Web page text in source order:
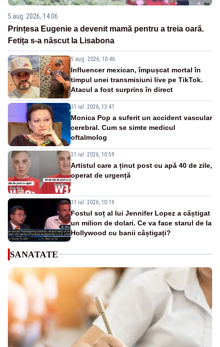
5 aug. 2026, 14:06
Prințesa Eugenie a devenit mamă pentru a treia oară.
Fetița s-a născut la Lisabona
5 aug. 2026, 10:46
Influencer mexican, împușcat mortal în
timpul unei transmisiuni live pe TikTok.
Atacul a fost surprins în direct
31 iul. 2026, 13:41
Monica Pop a suferit un accident vascular
cerebral. Cum se simte medicul
oftalmolog
31 iul. 2026, 10:59
Artistul care a ținut post cu apă 40 de zile,
operat de urgență
31 iul. 2026, 10:19
Fostul soț al lui Jennifer Lopez a câștigat
un milion de dolari. Ce va face starul de la
Hollywood cu banii câștigați?
SANATATE